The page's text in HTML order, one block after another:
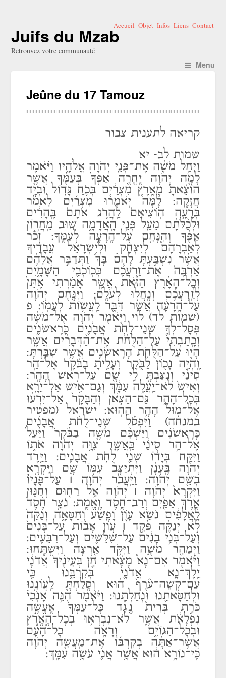
Accueil Objet Infos Liens Contact
Juifs du Mzab
Retrouvez votre communauté
Menu
Jeûne du 17 Tamouz
קריאה לתענית צבור
שמות לב- יא
וַיְחַ֣ל מֹשֶׁ֔ה אֶת־פְּנֵ֖י יְהֹוָה אֱלֹהָ֑יו וַיֹּ֗אמֶר
לָמָ֤ה יְהֹוָה יֶֽחֱרֶ֤ה אַפְּךָ֙ בְּעַמֶּ֔ךָ אֲשֶׁ֤ר
הוֹצֵ֨אתָ֙ מֵאֶ֣רֶץ מִצְרַ֔יִם בְּכֹ֥חַ גָּד֖וֹל וּבְיָ֥ד
חֲזָקָֽה: לָ֩מָּה֩ יֹֽאמְר֨וּ מִצְרַ֜יִם לֵאמֹ֗ר
בְּרָעָ֤ה הֽוֹצִיאָם֙ לַֽהֲרֹ֤ג אֹתָם֙ בֶּֽהָרִ֔ים
וּלְכַ֨לֹּתָ֔ם מֵעַ֖ל פְּנֵ֣י הָֽאֲדָמָ֑ה שׁ֚וּב מֵֽחֲר֣וֹן
אַפֶּ֔ךָ וְהִנָּחֵ֥ם עַל־הָֽרָעָ֖ה לְעַמֶּֽךָ: זְכֹ֡ר
לְאַבְרָהָם֩ לְיִצְחָ֨ק וּלְיִשְׂרָאֵ֜ל עֲבָדֶ֗יךָ
אֲשֶׁ֨ר נִשְׁבַּ֣עְתָּ לָהֶם֘ בָּךְ֒ וַתְּדַבֵּ֣ר אֲלֵהֶ֔ם
אַרְבֶּה֙ אֶת־זַרְעֲכֶ֔ם כְּכֽוֹכְבֵ֖י הַשָּׁמָ֑יִם
וְכׇל־הָאָ֨רֶץ הַזֹּ֜את אֲשֶׁ֣ר אָמַ֗רְתִּי אֶתֵּן֙
לְזַֽרְעֲכֶ֔ם וְנָֽחֲל֖וּ לְעֹלָֽם: וַיִּנָּ֖חֶם יְהֹוָה
עַל־הָ֣רָעָ֔ה אֲשֶׁ֥ר דִּבֶּ֖ר לַֽעֲשׂ֥וֹת לְעַמּֽוֹ: פ
(שמות לד) לוי וַיֹּ֤אמֶר יְהֹוָה אֶל־מֹשֶׁ֔ה
פְּסָל־לְךָ֛ שְׁנֵי־לֻחֹ֥ת אֲבָנִ֖ים כָּרִֽאשֹׁנִ֑ים
וְכָֽתַבְתִּי֙ עַל־הַלֻּחֹ֔ת אֶת־הַ֨דְּבָרִ֔ים אֲשֶׁ֥ר
הָי֛וּ עַל־הַלֻּחֹ֥ת הָרִֽאשֹׁנִ֖ים אֲשֶׁ֥ר שִׁבַּֽרְתָּ:
וֶֽהְיֵ֥ה נָכ֖וֹן לַבֹּ֑קֶר וְעָלִ֤יתָ בַבֹּ֨קֶר֙ אֶל־הַ֣ר
סִינַ֔י וְנִצַּבְתָּ֥ לִ֛י שָׁ֖ם עַל־רֹ֥אשׁ הָהָֽר:
וְאִישׁ֙ לֹא־יַֽעֲלֶ֣ה עִמָּ֔ךְ וְגַם־אִ֥ישׁ אַל־יֵרָ֖א
בְּכׇל־הָהָ֑ר גַּם־הַצֹּ֤אן וְהַבָּקָר֙ אַל־יִרְע֔וּ
אֶל־מ֖וּל הָהָ֥ר הַהֽוּא: ישׂראל (מפטיר
במנחה) וַיִּפְסֹ֡ל שְׁנֵי־לֻחֹ֨ת אֲבָנִ֜ים
כָּרִֽאשֹׁנִ֗ים וַיַּשְׁכֵּ֨ם מֹשֶׁ֤ה בַבֹּ֨קֶר֙ וַיַּ֨עַל֙
אֶל־הַ֣ר סִינַ֔י כַּֽאֲשֶׁ֛ר צִוָּ֥ה יְהֹוָה אֹת֑וֹ
וַיִּקַּ֣ח בְּיָד֔וֹ שְׁנֵ֖י לֻחֹ֥ת אֲבָנִֽים: וַיֵּ֤רֶד
יְהֹוָה בֶּֽעָנָ֔ן וַיִּתְיַצֵּ֥ב עִמּ֖וֹ שָׁ֑ם וַיִּקְרָ֥א
בְשֵׁ֖ם יְהֹוָה: וַיַּֽעֲבֹ֨ר יְהֹוָה ׀ עַל־פָּנָיו֘
וַיִּקְרָא֒ יְהֹוָה ׀ יְהֹוָה אֵ֥ל רַח֖וּם וְחַנּ֑וּן
אֶ֥רֶךְ אַפַּ֖יִם וְרַב־חֶ֥סֶד וֶֽאֱמֶֽת: נֹצֵ֥ר חֶ֨סֶד֙
לָֽאֲלָפִ֔ים נֹשֵׂ֥א עָוֹ֛ן וָפֶ֖שַׁע וְחַטָּאָ֑ה וְנַקֵּה֙
לֹ֣א יְנַקֶּ֔ה פֹּקֵ֣ד ׀ עֲוֹן אָב֗וֹת עַל־בָּנִים֙
וְעַל־בְּנֵ֣י בָנִ֔ים עַל־שִׁלֵּשִׁ֖ים וְעַל־רִבֵּעִֽים:
וַיְמַהֵ֖ר מֹשֶׁ֑ה וַיִּקֹּ֥ד אַ֖רְצָה וַיִּשְׁתָּֽחוּ:
וַיֹּ֡אמֶר אִם־נָא֩ מָצָ֨אתִי חֵ֤ן בְּעֵינֶ֨יךָ֙ אֲדֹנָ֔י
יֵֽלֶךְ־נָ֥א אֲדֹנָ֖י בְּקִרְבֵּ֑נוּ כִּ֤י
עַם־קְשֵׁה־עֹ֨רֶף֙ ה֔וּא וְסָֽלַחְתָּ֛ לַֽעֲוֹנֵ֥נוּ
וּלְחַטָּאתֵ֖נוּ וּנְחַלְתָּֽנוּ: וַיֹּ֗אמֶר הִנֵּ֣ה אָנֹֽכִי֘
כֹּרֵ֣ת בְּרִית֒ נֶ֤גֶד כׇּל־עַמְּךָ֙ אֶֽעֱשֶׂ֣ה
נִפְלָאֹ֔ת אֲשֶׁ֛ר לֹא־נִבְרְא֥וּ בְכׇל־הָאָ֖רֶץ
וּבְכׇל־הַגּוֹיִ֑ם וְרָאָ֣ה כׇל־הָ֠עָ֠ם
אֲשֶׁר־אַתָּ֨ה בְקִרְבּ֜וֹ אֶת־מַֽעֲשֵׂ֤ה יְהֹוָה
כִּֽי־נוֹרָ֣א ה֔וּא אֲשֶׁ֥ר אֲנִ֖י עֹשֶׂ֥ה עִמָּֽךְ: